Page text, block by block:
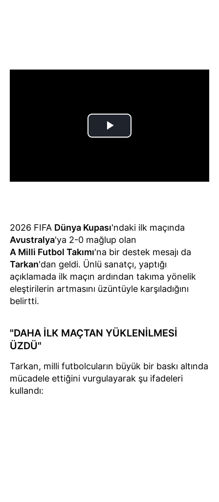
2026 FIFA Dünya Kupası'ndaki ilk maçında
Avustralya'ya 2-0 mağlup olan
A Milli Futbol Takımı'na bir destek mesajı da
Tarkan'dan geldi. Ünlü sanatçı, yaptığı
açıklamada ilk maçın ardından takıma yönelik
eleştirilerin artmasını üzüntüyle karşıladığını
belirtti.
"DAHA İLK MAÇTAN YÜKLENİLMESİ
ÜZDÜ"
Tarkan, milli futbolcuların büyük bir baskı altında
mücadele ettiğini vurgulayarak şu ifadeleri
kullandı: